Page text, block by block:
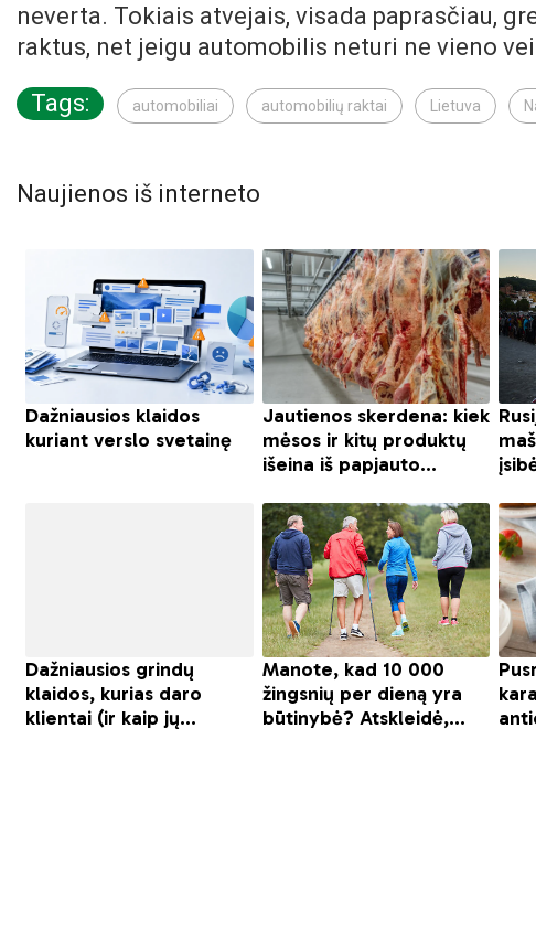
neverta. Tokiais atvejais, visada paprasčiau,
raktus, net jeigu automobilis neturi ne vieno
Tags: automobiliai automobilių raktai Lietuva
Naujienos iš interneto